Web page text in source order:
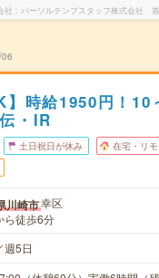
社 パーソルテンプスタッフ株式会社
】時給1950円！
・IR
土日祝日が休み 在宅・リモ
川崎市幸区
ら徒歩6分
週5日